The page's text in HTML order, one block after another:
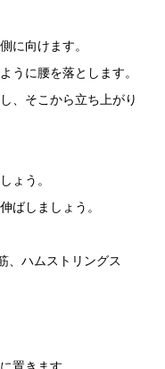
に向けます。
うに腰を落とします。
、そこから立ち上がり
ょう。
ばしましょう。
、ハムストリングス